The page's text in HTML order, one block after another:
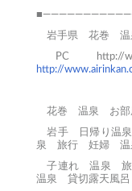
岩手県 花巻 温
PC
http://
http://
花巻 温泉 お部
岩手 日帰り温泉
泉 旅行
妊婦
子連れ 温泉 旅
温泉
貸切露天風呂